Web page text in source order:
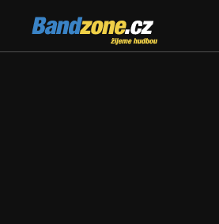
Bandzone.cz
žijeme hudbou